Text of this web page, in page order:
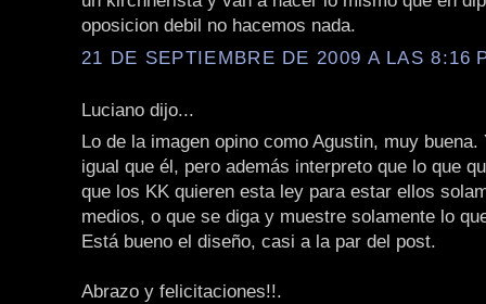
oposicion debil no hacemos nada.
21 DE SEPTIEMBRE DE 2009 A LAS 8:16
Luciano dijo...
Lo de la imagen opino como Agustin, muy buena.
igual que él, pero además interpreto que lo que
que los KK quieren esta ley para estar ellos
medios, o que se diga y muestre solamente lo
Está bueno el diseño, casi a la par del post.
Abrazo y felicitaciones!!.